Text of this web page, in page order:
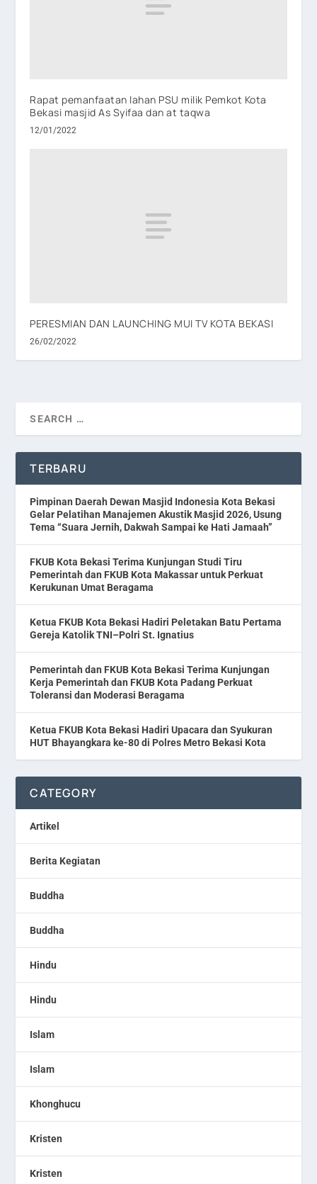
Rapat pemanfaatan lahan PSU milik Pemkot Kota
Bekasi masjid As Syifaa dan at taqwa
12/01/2022
PERESMIAN DAN LAUNCHING MUI TV KOTA BEKASI
26/02/2022
TERBARU
Pimpinan Daerah Dewan Masjid Indonesia Kota Bekasi
Gelar Pelatihan Manajemen Akustik Masjid 2026, Usung
Tema “Suara Jernih, Dakwah Sampai ke Hati Jamaah”
FKUB Kota Bekasi Terima Kunjungan Studi Tiru
Pemerintah dan FKUB Kota Makassar untuk Perkuat
Kerukunan Umat Beragama
Ketua FKUB Kota Bekasi Hadiri Peletakan Batu Pertama
Gereja Katolik TNI–Polri St. Ignatius
Pemerintah dan FKUB Kota Bekasi Terima Kunjungan
Kerja Pemerintah dan FKUB Kota Padang Perkuat
Toleransi dan Moderasi Beragama
Ketua FKUB Kota Bekasi Hadiri Upacara dan Syukuran
HUT Bhayangkara ke-80 di Polres Metro Bekasi Kota
CATEGORY
Artikel
Berita Kegiatan
Buddha
Buddha
Hindu
Hindu
Islam
Islam
Khonghucu
Kristen
Kristen